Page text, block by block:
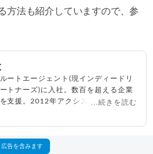
方法も紹介していますので、参
ートエージェント(現インディードリ
トナーズ)に入社。数百を超える企業
支援。2012年アクシス(株)設立、代
エージェント
...続きを読む
告を含みます